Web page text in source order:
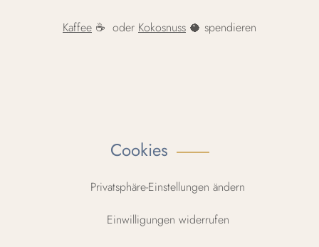
Kaffee ☕ oder Kokosnuss 🥥 spendieren
Cookies
Privatsphäre-Einstellungen ändern
Einwilligungen widerrufen